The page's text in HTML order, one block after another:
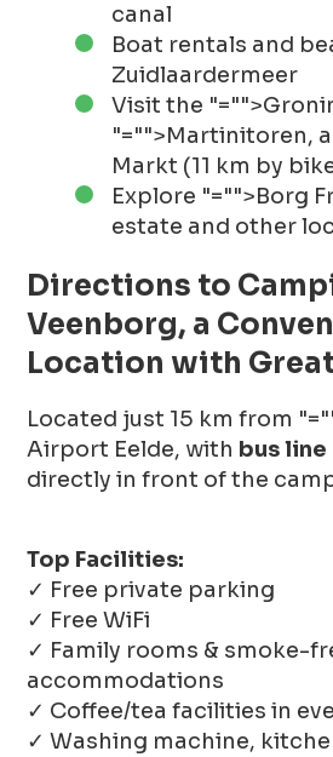
canal
Boat rentals and
Zuidlaardermeer
Visit the
"="">Martinitoren,
Markt (11 km by
Explore "="">Borg
estate and other
Directions to
Veenborg, a
Location with
Located just 15 km from
Airport Eelde, with bus line
directly in front of the
Top Facilities:
✓ Free private parking
✓ Free WiFi
✓ Family rooms & smoke-
accommodations
✓ Coffee/tea facilities in
✓ Washing machine,